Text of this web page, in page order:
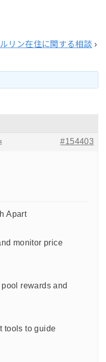
リン在住に関する相談 ›
#154403
Apart
monitor price
rewards and
tools to guide